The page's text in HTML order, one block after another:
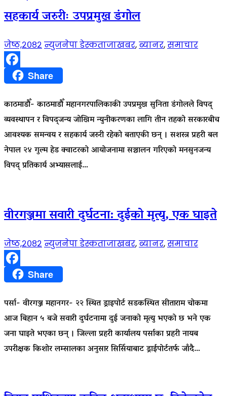
सहकार्य जरुरीः उपप्रमुख डंगोल
जेष्ठ,२०८२ न्युजनेपा डेस्कताजाखबर,ब्यानर,समाचार
FacebookShare
काठमाडौँ- काठमाडौँ महानगरपालिकाकी उपप्रमुख सुनिता डंगोलले विपद्
व्यवस्थापन र विपद्जन्य जोखिम न्युनीकरणका लागि तीन तहको सरकारबीच
आवश्यक समन्वय र सहकार्य जरुरी रहेको बताएकी छन् । सशस्त्र प्रहरी बल
नेपाल २४ गुल्म हेड क्वाटरको आयोजनामा सञ्चालन गरिएको मनसुनजन्य
विपद् प्रतिकार्य अभ्यासलाई…
वीरगञ्जमा सवारी दुर्घटना: दुईको मृत्यु, एक घाइते
जेष्ठ,२०८२ न्युजनेपा डेस्कताजाखबर,ब्यानर,समाचार
FacebookShare
पर्सा- वीरगञ्ज महानगर- २२ स्थित ड्राइपोर्ट सडकस्थित सीताराम चोकमा
आज बिहान ५ बजे सवारी दुर्घटनामा दुई जनाको मृत्यु भएको छ भने एक
जना घाइते भएका छन् । जिल्ला प्रहरी कार्यालय पर्साका प्रहरी नायब
उपरीक्षक किशोर लम्सालका अनुसार सिर्सियाबाट ड्राईपोर्टतर्फ जाँदै…